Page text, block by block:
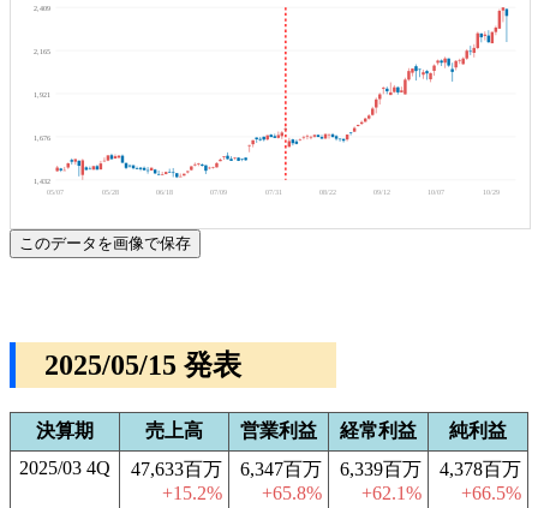
1,432
1,676
1,921
2,165
2,409
05/07 05/28 06/18 07/09 07/31 08/22 09/12 10/07 10/29
このデータを画像で保存
2025/05/15 発表
決算期 売上高 営業利益 経常利益
純利益
2025/03 4Q
47,633百万
+15.2%
6,347百万
+65.8%
6,339百万
+62.1%
4,378百万
+66.5%